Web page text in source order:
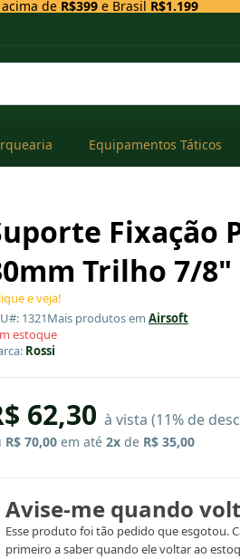
de R$399e Brasil R$1.199
Equipamentos Táticos
Fixação
Trilho 7/8"
e veja!
1321Mais produtos em Airsoft
estoque
Rossi
62,30 à vista (11% de
R$ 70,00 em até 2x de R$ 35,00
Avise-me quando
Esse produto foi tão pedido que esgotou.
primeiro a saber quando ele voltar ao